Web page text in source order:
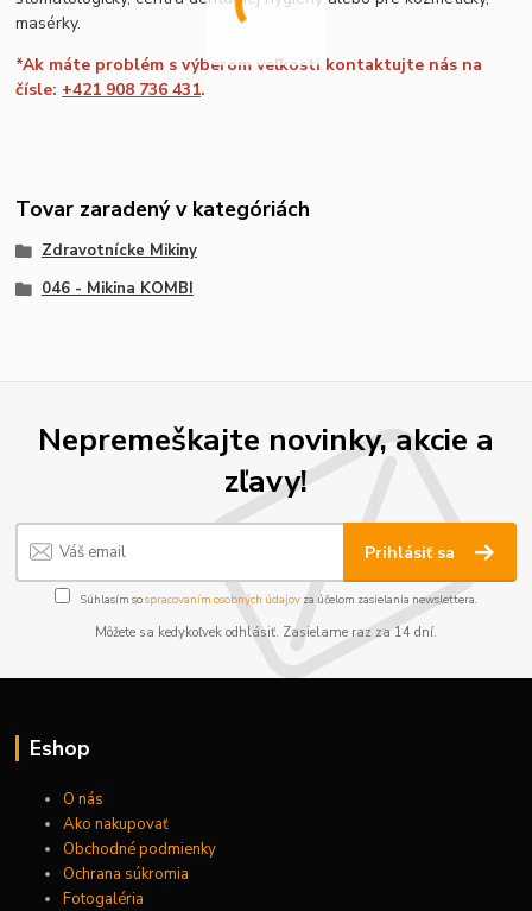
masérky.
*Ak máte problém s výberom veľkosti kontaktujte nás na
čísle: +421 908 736 431.
Tovar zaradený v kategóriách
Zdravotnícke Mikiny
046 - Mikina KOMBI
Nepremeškajte novinky, akcie a
zľavy!
Prihlásiť sa
Súhlasím sospracovaním osobných údajov za účelom zasielania newslettera.
Môžete sa kedykoľvek odhlásiť. Zasielame raz za 14 dní.
Eshop
O nás
Ako nakupovať
Obchodné podmienky
Ochrana súkromia
Fotogaléria